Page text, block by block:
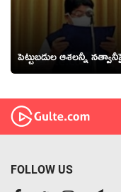
పెట్టుబడుల ఆశలన్నీ
FOLLOW US